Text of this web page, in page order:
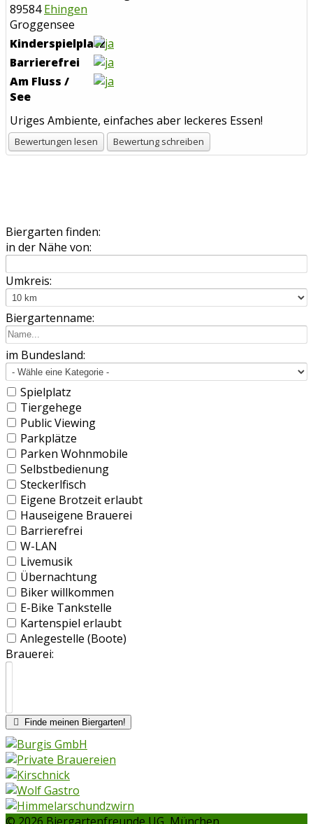
89584Ehingen
Groggensee
Kinderspielplatz
Barrierefrei
Am Fluss /
See
Uriges Ambiente, einfaches aber leckeres Essen!
Bewertungen lesen Bewertung schreiben
Biergarten finden:
in der Nähe von:
Umkreis:
Biergartenname:
im Bundesland:
Spielplatz
Tiergehege
Public Viewing
Parkplätze
Parken Wohnmobile
Selbstbedienung
Steckerlfisch
Eigene Brotzeit erlaubt
Hauseigene Brauerei
Barrierefrei
W-LAN
Livemusik
Übernachtung
Biker willkommen
E-Bike Tankstelle
Kartenspiel erlaubt
Anlegestelle (Boote)
Brauerei:
Finde meinen Biergarten!